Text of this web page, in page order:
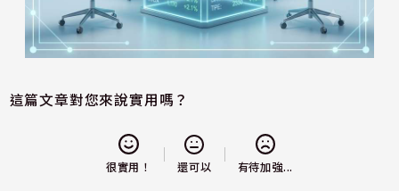
這篇文章對您來說實用嗎？
很實用！ 還可以 有待加強...